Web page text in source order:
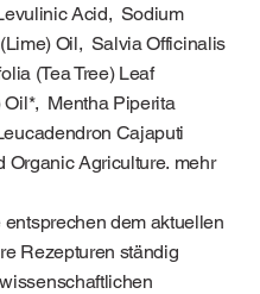
Acid, Sodium
Oil, Salvia Officinalis
(Tea Tree) Leaf
Oil*, Mentha Piperita
Cajaputi
Organic Agriculture. mehr
dem aktuellen
Rezepturen ständig